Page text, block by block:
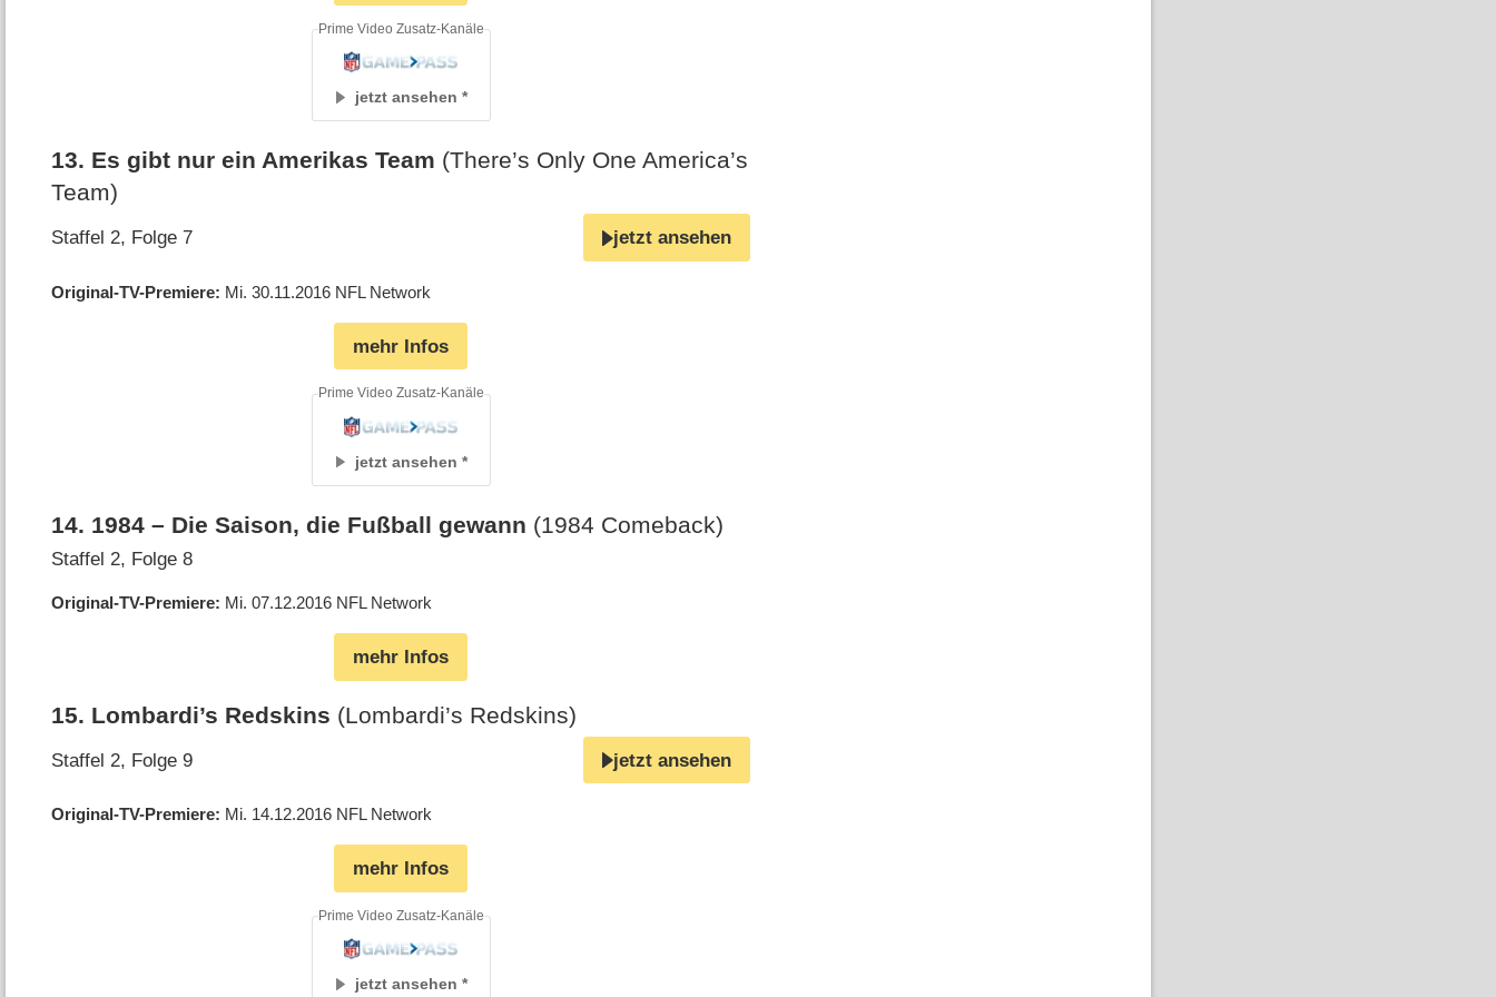
jetzt ansehen
Prime Video Zusatz-Kanäle
13. Es gibt nur ein Amerikas Team (There’s Only One America’s
Team)
Staffel 2, Folge 7 jetzt ansehen
Original-TV-Premiere Mi. 30.11.2016 NFL Network
mehr Infos
jetzt ansehen
Prime Video Zusatz-Kanäle
14. 1984 – Die Saison, die Fußball gewann (1984 Comeback)
Staffel 2, Folge 8
Original-TV-Premiere Mi. 07.12.2016 NFL Network
mehr Infos
15. Lombardi’s Redskins (Lombardi’s Redskins)
Staffel 2, Folge 9 jetzt ansehen
Original-TV-Premiere Mi. 14.12.2016 NFL Network
mehr Infos
jetzt ansehen
Prime Video Zusatz-Kanäle